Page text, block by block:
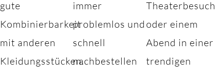
gute
Kombinierbarkeit
mit anderen
Kleidungsstücken.
immer
problemlos und
schnell
nachbestellen
Theaterbesuch
oder einem
Abend in einer
trendigen